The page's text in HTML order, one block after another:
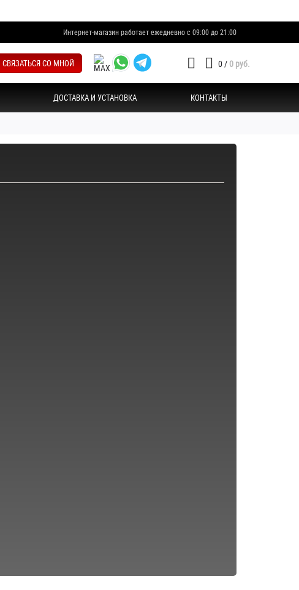
Интернет-магазин работает ежедневно с 09:00 до 21:00
СВЯЗАТЬСЯ СО МНОЙ 0 / 0 руб.
ДОСТАВКА И УСТАНОВКА КОНТАКТЫ